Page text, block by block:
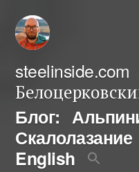
Перейти
содержимому
steelinside.com
Блог:
Скалолазание
English